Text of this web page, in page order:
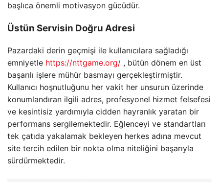
başlıca önemli motivasyon gücüdür.
Üstün Servisin Doğru Adresi
Pazardaki derin geçmişi ile kullanıcılara sağladığı
emniyetle https://nttgame.org/ , bütün dönem en üst
başarılı işlere mühür basmayı gerçekleştirmiştir.
Kullanıcı hoşnutluğunu her vakit her unsurun üzerinde
konumlandıran ilgili adres, profesyonel hizmet felsefesi
ve kesintisiz yardımıyla cidden hayranlık yaratan bir
performans sergilemektedir. Eğlenceyi ve standartları
tek çatıda yakalamak bekleyen herkes adına mevcut
site tercih edilen bir nokta olma niteliğini başarıyla
sürdürmektedir.